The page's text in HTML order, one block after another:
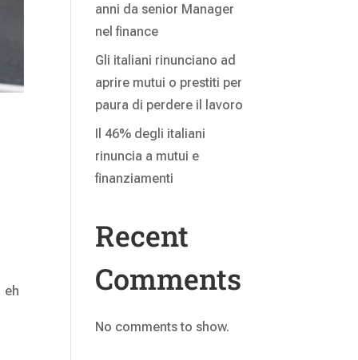
eh
anni da senior Manager
nel finance
Gli italiani rinunciano ad
aprire mutui o prestiti per
paura di perdere il lavoro
Il 46% degli italiani
rinuncia a mutui e
finanziamenti
Recent
Comments
No comments to show.